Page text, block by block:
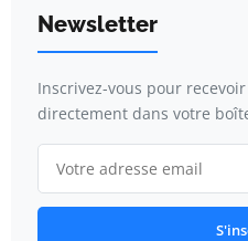
Newsletter
Inscrivez-vous pour
directement dans votre